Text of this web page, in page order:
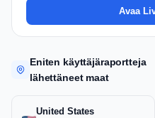
Avaa
Eniten käyttäjäraportteja
lähettäneet maat
United States